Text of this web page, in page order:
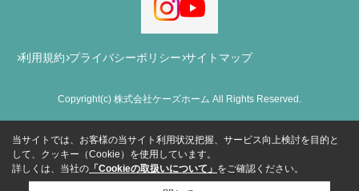
利用規約 プライバシーポリシー サイトマップ
Copyright(c) 株式会社ケーズホーム All Rights Reserved.
当サイトでは、お客様の当サイト利用状況把握、サービス向上検討を目的と
して、クッキー（Cookie）を使用しています。
詳しくは、当社の 「Cookieの取扱いについて」 をご確認ください。